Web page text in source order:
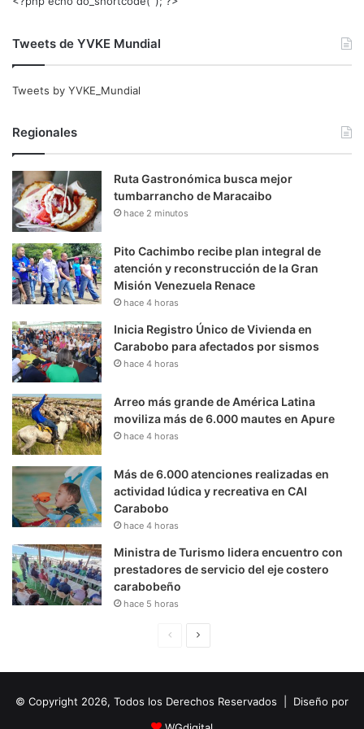
Tweets de YVKE Mundial
Tweets by YVKE_Mundial
Regionales
Ruta Gastronómica busca mejor
tumbarrancho de Maracaibo
hace 2 minutos
Pito Cachimbo recibe plan integral de
atención y reconstrucción de la Gran
Misión Venezuela Renace
hace 4 horas
Inicia Registro Único de Vivienda en
Carabobo para afectados por sismos
hace 4 horas
Arreo más grande de América Latina
moviliza más de 6.000 mautes en Apure
hace 4 horas
Más de 6.000 atenciones realizadas en
actividad lúdica y recreativa en CAI
Carabobo
hace 4 horas
Ministra de Turismo lidera encuentro con
prestadores de servicio del eje costero
carabobeño
hace 5 horas
i
n
u
i
© Copyright 2026, Todos los Derechos Reservados | Diseño por